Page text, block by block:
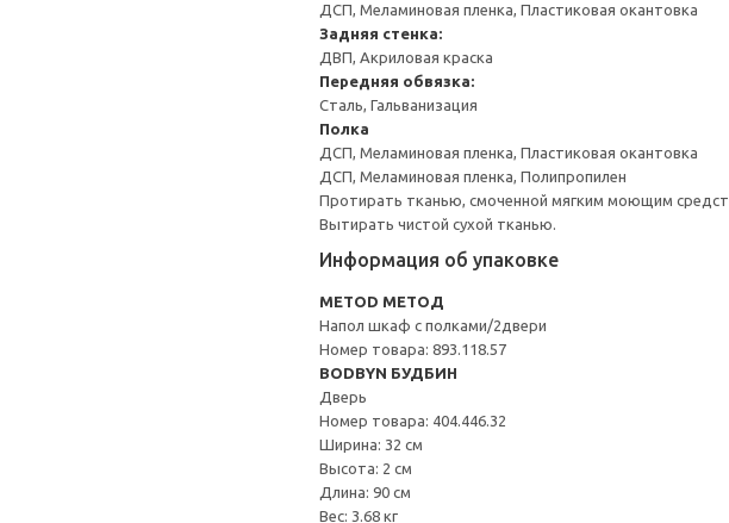
ДСП, Меламиновая пленка, Пластиковая окантовка
Задняя стенка:
ДВП, Акриловая краска
Передняя обвязка:
Сталь, Гальванизация
Полка
ДСП, Меламиновая пленка, Пластиковая окантовка
ДСП, Меламиновая пленка, Полипропилен
Протирать тканью, смоченной мягким моющим
Вытирать чистой сухой тканью.
Информация об упаковке
METOD МЕТОД
Напол шкаф с полками/2двери
Номер товара: 893.118.57
BODBYN БУДБИН
Дверь
Номер товара: 404.446.32
Ширина: 32 см
Высота: 2 см
Длина: 90 см
Вес: 3.68 кг